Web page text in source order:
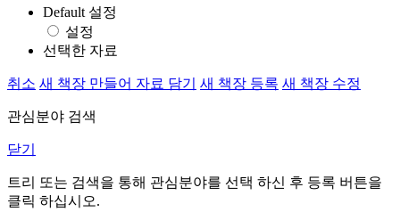
Default 설정
설정
선택한 자료
취소 새 책장 만들어 자료 담기 새 책장 등록 새 책장 수정
관심분야 검색
닫기
트리 또는 검색을 통해 관심분야를 선택 하신 후 등록 버튼을
클릭 하십시오.